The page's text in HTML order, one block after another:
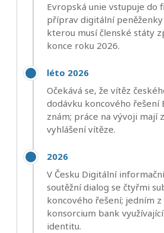
Evropská unie vstupuje do
příprav digitální
kterou musí členské státy
konce roku 2026.
léto 2026
Očekává se, že vítěz
dodávku koncového řešení
znám; práce na vývoji mají
vyhlášení vítěze.
2026
V Česku Digitální
soutěžní dialog se čtyřmi
koncového řešení; jedním z
konsorcium bank
identitu.